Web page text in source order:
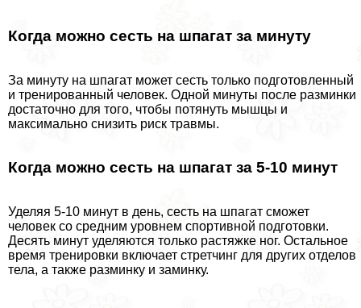
Когда можно сесть на шпагат за минуту
За минуту на шпагат может сесть только подготовленный
и тренированный человек. Одной минуты после разминки
достаточно для того, чтобы потянуть мышцы и
максимально снизить риск травмы.
Когда можно сесть на шпагат за 5-10 минут
Уделяя 5-10 минут в день, сесть на шпагат сможет
человек со средним уровнем спортивной подготовки.
Десять минут уделяются только растяжке ног. Остальное
время тренировки включает стретчинг для других отделов
тела, а также разминку и заминку.